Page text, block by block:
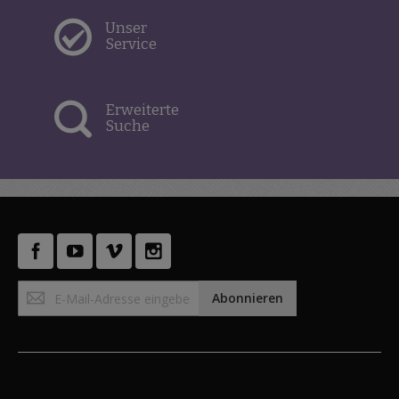
Unser
Service
Erweiterte
Suche
Anmeldung
zum
Abonnieren